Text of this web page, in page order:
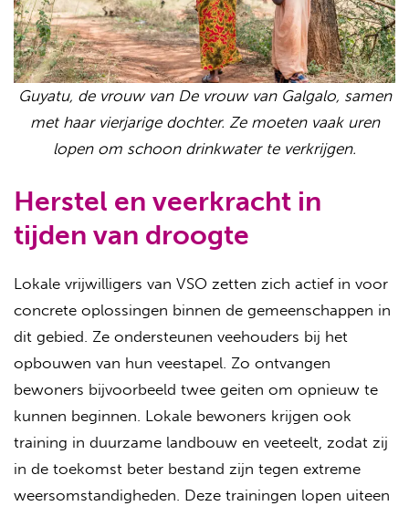
Guyatu, de vrouw van De vrouw van Galgalo, samen
met haar vierjarige dochter. Ze moeten vaak uren
lopen om schoon drinkwater te verkrijgen.
Herstel en veerkracht in
tijden van droogte
Lokale vrijwilligers van VSO zetten zich actief in voor
concrete oplossingen binnen de gemeenschappen in
dit gebied. Ze ondersteunen veehouders bij het
opbouwen van hun veestapel. Zo ontvangen
bewoners bijvoorbeeld twee geiten om opnieuw te
kunnen beginnen. Lokale bewoners krijgen ook
training in duurzame landbouw en veeteelt, zodat zij
in de toekomst beter bestand zijn tegen extreme
weersomstandigheden. Deze trainingen lopen uiteen